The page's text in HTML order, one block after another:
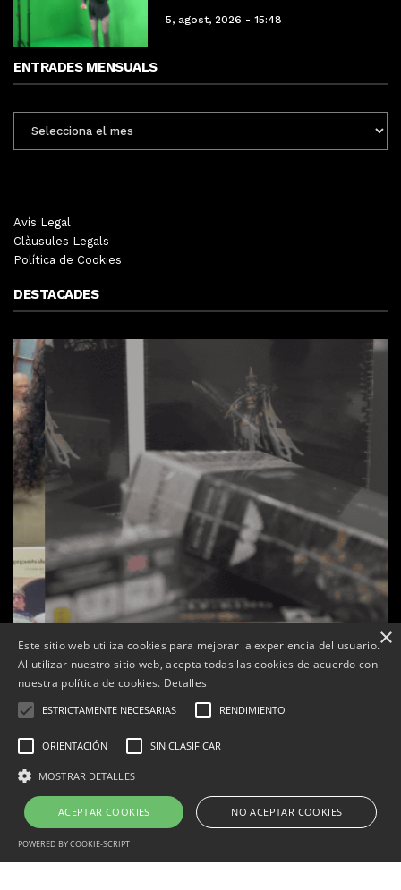
5, agost, 2026 - 15:48
ENTRADES MENSUALS
MENSUALS
Avís Legal
Clàusules Legals
Política de Cookies
DESTACADES
La botiga L’K de Balaguer es converteix en nou punt
Correu electrònic:info@tarrega.tv
Telèfons: 648 45 71 14 | 669 32 28 46
×
Este sitio web utiliza cookies para mejorar la experiencia del usuario.
Al utilizar nuestro sitio web, acepta todas las cookies de acuerdo con
nuestra política de cookies. Detalles
ESTRICTAMENTE NECESARIAS RENDIMIENTO
ORIENTACIÓN SIN CLASIFICAR
MOSTRAR DETALLES
ACEPTAR COOKIES NO ACEPTAR COOKIES
POWERED BY COOKIE-SCRIPT